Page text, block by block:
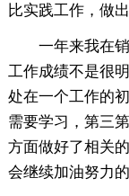
比实践工作，做
一年来我在销
工作成绩不是很
处在一个工作的
需要学习，第三
方面做好了相关
会继续加油努力的